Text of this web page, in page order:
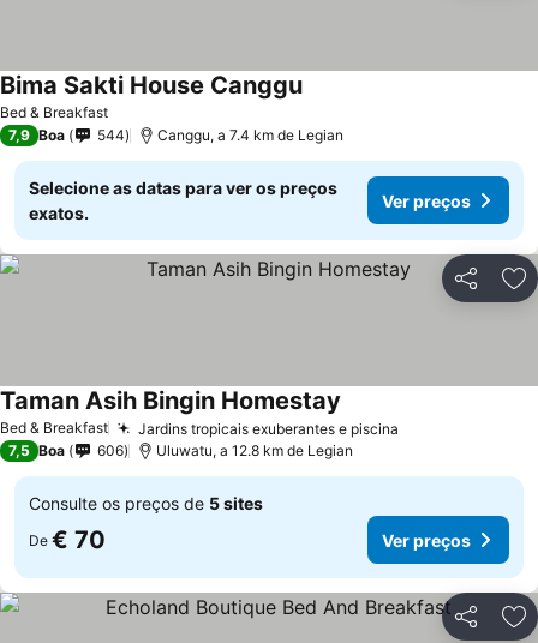
Bed & Breakfast
Bima Sakti House CangguVer preços
7,9 Boa 544 Canggu, a 7.4 km de Legian
Selecione as datas para ver os preços
exatos.
Ver preços
Partilhar
Bed & Breakfast Jardins tropicais exuberantes e piscina
Taman Asih Bingin Homestay
7,5 Boa 606 Uluwatu, a 12.8 km de Legian
Consulte os preços de 5 sites
De € 70 Ver preços
Partilhar